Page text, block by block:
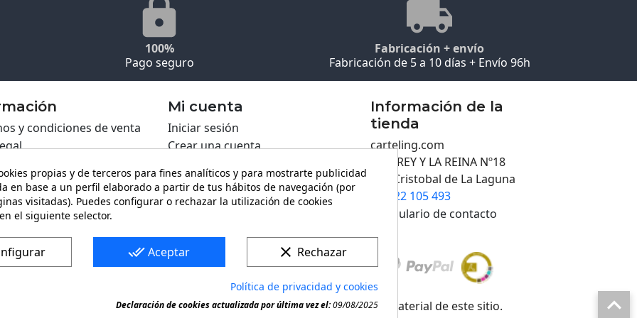
100%
Pago seguro
Fabricación + envío
Fabricación de 5 a 10 días + Envío 96h
y condiciones de venta
de privacidad
PRO
de contacto
Mi cuenta
Iniciar sesión
Crear una cuenta
Información de la
tienda
carteling.com
C/EL REY Y LA REINA Nº18
San Cristobal de La Laguna
922 105 493
Formulario de contacto
registrada. Queda prohibida toda copia o reproducción de cualquier material de este sitio. 
propias y de terceros para fines analíticos y para mostrarte publicidad
en base a un perfil elaborado a partir de tus hábitos de navegación (por
visitadas). Puedes configurar o rechazar la utilización de cookies
el siguiente selector.
done_all Aceptar clear Rechazar
Política de privacidad y cookies
Declaración de cookies actualizada por última vez el:09/08/2025